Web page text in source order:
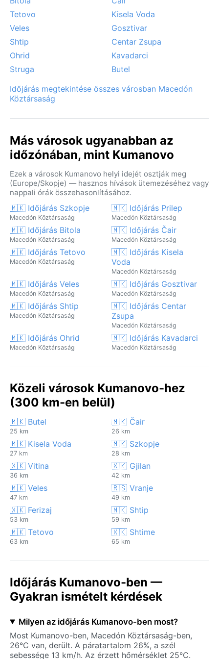
Tetovo
Kisela Voda
Veles
Gosztivar
Shtip
Centar Zsupa
Ohrid
Kavadarci
Struga
Butel
Időjárás megtekintése összes városban Macedón
Köztársaság
Más városok ugyanabban az
időzónában, mint Kumanovo
Ezek a városok Kumanovo helyi idejét osztják meg
(Europe/Skopje) — hasznos hívások ütemezéséhez vagy
nappali órák összehasonlításához.
🇲🇰 Időjárás Szkopje
Macedón Köztársaság
🇲🇰 Időjárás Prilep
Macedón Köztársaság
🇲🇰 Időjárás Bitola
Macedón Köztársaság
🇲🇰 Időjárás Čair
Macedón Köztársaság
🇲🇰 Időjárás Tetovo
Macedón Köztársaság
🇲🇰 Időjárás Kisela
Voda
Macedón Köztársaság
🇲🇰 Időjárás Veles
Macedón Köztársaság
🇲🇰 Időjárás Gosztivar
Macedón Köztársaság
🇲🇰 Időjárás Shtip
Macedón Köztársaság
🇲🇰 Időjárás Centar
Zsupa
Macedón Köztársaság
🇲🇰 Időjárás Ohrid
Macedón Köztársaság
🇲🇰 Időjárás Kavadarci
Macedón Köztársaság
Közeli városok Kumanovo-hez
(300 km-en belül)
🇲🇰 Butel
25 km
🇲🇰 Čair
26 km
🇲🇰 Kisela Voda
27 km
🇲🇰 Szkopje
28 km
🇽🇰 Vitina
36 km
🇽🇰 Gjilan
42 km
🇲🇰 Veles
47 km
🇷🇸 Vranje
49 km
🇽🇰 Ferizaj
53 km
🇲🇰 Shtip
59 km
🇲🇰 Tetovo
63 km
🇽🇰 Shtime
65 km
Időjárás Kumanovo-ben —
Gyakran ismételt kérdések
Milyen az időjárás Kumanovo-ben most?
Most Kumanovo-ben, Macedón Köztársaság-ben,
26°C van, derült. A páratartalom 26%, a szél
sebessége 13 km/h. Az érzett hőmérséklet 25°C.